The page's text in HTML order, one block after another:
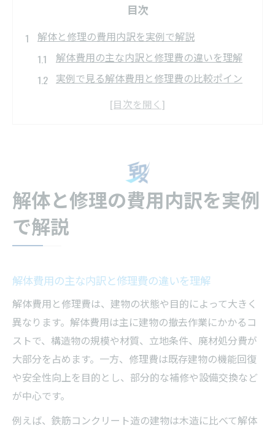
目次
解体と修理の費用内訳を実例で解説
解体費用の主な内訳と修理費の違いを理解
実例で見る解体費用と修理費の比較ポイン
解体と修理費用の見積もり時に注意すべき
点
効率的な解体の進め方と修理費管理術
効率的な解体工事の段取りと費用低減の工
解体後の修理費管理で収益性を高めるポイ
現状維持修理と解体の最適な進め方を解説
解体費用削減の具体的手順と修理費の見極
め方
補助金を活用した解体・修理の費用管理術
資格取得や解体事業参入時に知るべき要件
解体工事に必要な資格と取得条件の基礎知
解体と修理の費用内訳を実例
で解説
解体費用の主な内訳と修理費の違いを理解
解体費用と修理費は、建物の状態や目的によって大きく
異なります。解体費用は主に建物の撤去作業にかかるコ
ストで、構造物の規模や材質、立地条件、廃材処分費が
大部分を占めます。一方、修理費は既存建物の機能回復
や安全性向上を目的とし、部分的な補修や設備交換など
が中心です。
例えば、鉄筋コンクリート造の建物は木造に比べて解体